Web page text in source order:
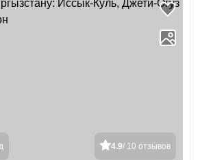
4.9/ 10 отзывов